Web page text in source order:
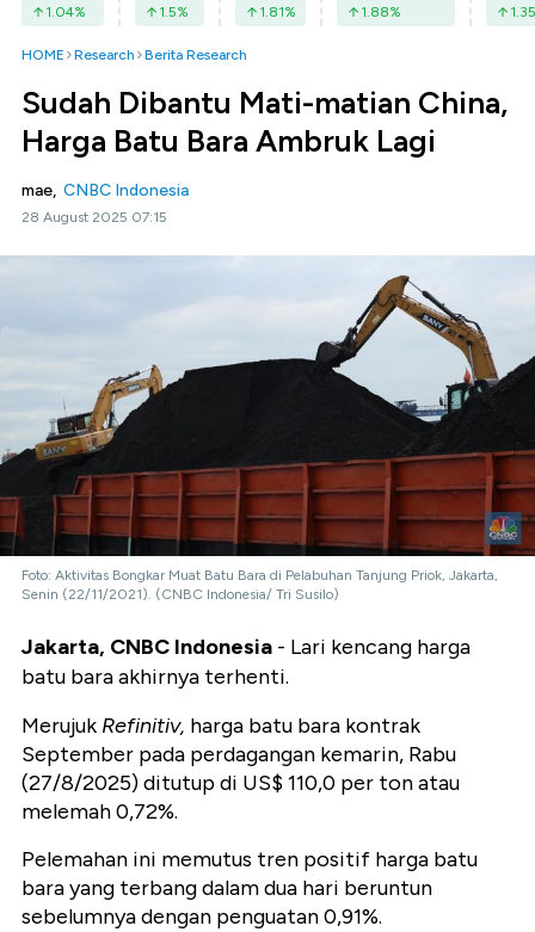
1.04% 1.5% 1.81% 1.88% 1.35
HOME Research Berita Research
Sudah Dibantu Mati-matian China,
Harga Batu Bara Ambruk Lagi
mae, CNBC Indonesia
28 August 2025 07:15
Foto: Aktivitas Bongkar Muat Batu Bara di Pelabuhan Tanjung Priok, Jakarta,
Senin (22/11/2021). (CNBC Indonesia/ Tri Susilo)
Jakarta, CNBC Indonesia - Lari kencang harga
batu bara akhirnya terhenti.
Merujuk Refinitiv, harga batu bara kontrak
September pada perdagangan kemarin, Rabu
(27/8/2025) ditutup di US$ 110,0 per ton atau
melemah 0,72%.
Pelemahan ini memutus tren positif harga batu
bara yang terbang dalam dua hari beruntun
sebelumnya dengan penguatan 0,91%.